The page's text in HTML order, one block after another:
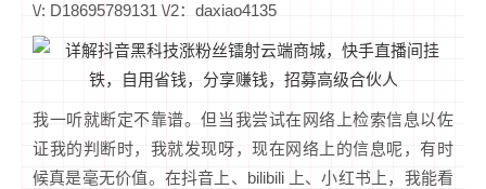
\/: D18695789131 \/2：daxiao4135
我一听就断定不靠谱。但当我尝试在网络上检索信息以佐
证我的判断时，我就发现呀，现在网络上的信息呢，有时
候真是毫无价值。在抖音上、bilibili 上、小红书上，我能看